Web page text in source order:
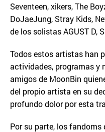
Seventeen, xikers, The
DoJaeJung, Stray Kids,
de los solistas AGUST D,
Todos estos artistas han
actividades, programas y
amigos de MoonBin
del propio artista en su
profundo dolor por esta
Por su parte, los